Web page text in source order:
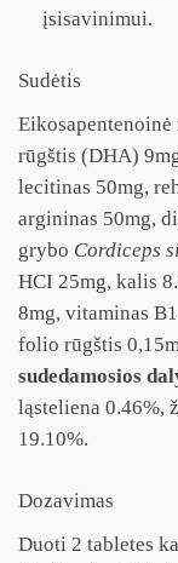
įsisavinimui.
Sudėtis
Eikosapentenoinė
rūgštis (DHA)
lecitinas 50mg,
argininas 50mg,
grybo Cordiceps
HCI 25mg, kalis
8mg, vitaminas
folio rūgštis
sudedamosios
ląsteliena 0.46%,
19.10%.
Dozavimas
Duoti 2 tabletes